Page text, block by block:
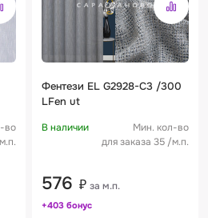
во
Фентези EL G2928-C3 /300
LFen ut
В наличии
Мин. кол-во
для заказа 35 /м.п.
576 ₽ за м.п.
+403 бонус